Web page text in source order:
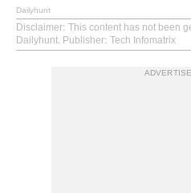
Dailyhunt
Disclaimer: This content has not been
Dailyhunt. Publisher: Tech Infomatrix